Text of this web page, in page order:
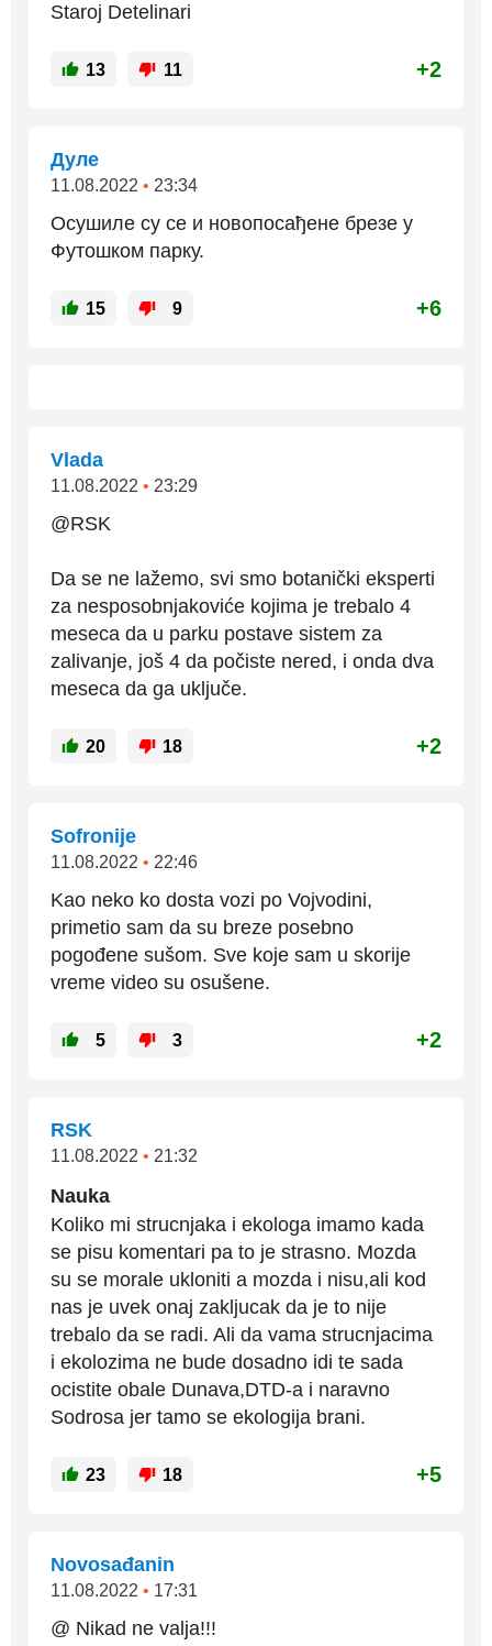
Staroj Detelinari
13 11 +2
Дуле
11.08.2022 • 23:34
Осушиле су се и новопосађене брезе у
Футошком парку.
15 9 +6
Vlada
11.08.2022 • 23:29
@RSK
Da se ne lažemo, svi smo botanički eksperti
za nesposobnjakoviće kojima je trebalo 4
meseca da u parku postave sistem za
zalivanje, još 4 da počiste nered, i onda dva
meseca da ga uključe.
20 18 +2
Sofronije
11.08.2022 • 22:46
Kao neko ko dosta vozi po Vojvodini,
primetio sam da su breze posebno
pogođene sušom. Sve koje sam u skorije
vreme video su osušene.
5 3 +2
RSK
11.08.2022 • 21:32
Nauka
Koliko mi strucnjaka i ekologa imamo kada
se pisu komentari pa to je strasno. Mozda
su se morale ukloniti a mozda i nisu,ali kod
nas je uvek onaj zakljucak da je to nije
trebalo da se radi. Ali da vama strucnjacima
i ekolozima ne bude dosadno idi te sada
ocistite obale Dunava,DTD-a i naravno
Sodrosa jer tamo se ekologija brani.
23 18 +5
Novosađanin
11.08.2022 • 17:31
@ Nikad ne valja!!!